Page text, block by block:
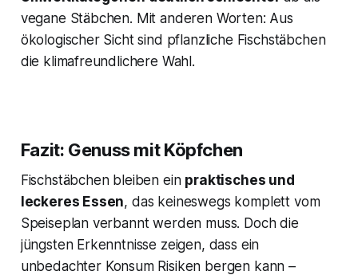
vegane Stäbchen​. Mit anderen Worten: Aus
ökologischer Sicht sind pflanzliche Fischstäbchen
die klimafreundlichere Wahl.
Fazit: Genuss mit Köpfchen
Fischstäbchen bleiben ein praktisches und
leckeres Essen, das keineswegs komplett vom
Speiseplan verbannt werden muss. Doch die
jüngsten Erkenntnisse zeigen, dass ein
unbedachterKonsum Risiken bergen kann –